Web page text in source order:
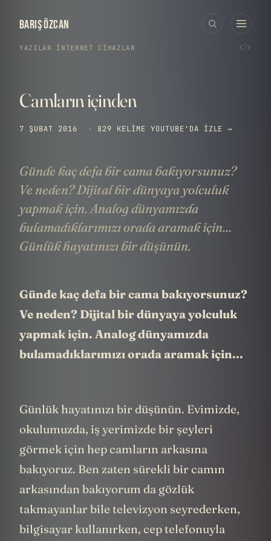
BARIŞ ÖZCAN
YAZILAR İNTERNET CIHAZLAR ‹ ›
Camların içinden
7 ŞUBAT 2016 · 829 KELIME YOUTUBE'DA IZLE →
Günde kaç defa bir cama bakıyorsunuz?
Ve neden? Dijital bir dünyaya yolculuk
yapmak için. Analog dünyamızda
bulamadıklarımızı orada aramak için...
Günlük hayatınızı bir düşünün.
Günde kaç defa bir cama bakıyorsunuz?
Ve neden? Dijital bir dünyaya yolculuk
yapmak için. Analog dünyamızda
bulamadıklarımızı orada aramak için...
Günlük hayatınızı bir düşünün. Evimizde,
okulumuzda, iş yerimizde bir şeyleri
görmek için hep camların arkasına
bakıyoruz. Ben zaten sürekli bir camın
arkasından bakıyorum da gözlük
takmayanlar bile televizyon seyrederken,
bilgisayar kullanırken, cep telefonuyla